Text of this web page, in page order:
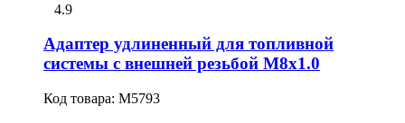
4.9
Адаптер удлиненный для топливной
системы с внешней резьбой М8х1.0
Код товара: M5793